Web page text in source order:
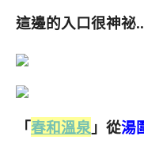
這邊的入口很神祕
「春和溫泉 」從湯